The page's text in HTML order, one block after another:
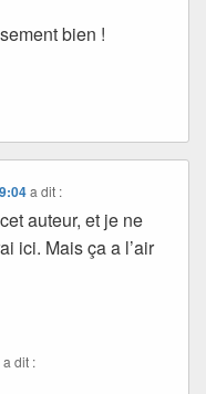
bien !
a dit :
auteur, et je ne
ici. Mais ça a l’air
a dit :